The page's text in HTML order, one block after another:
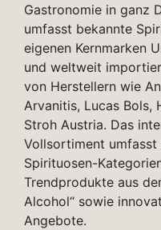
Gastronomie in ganz
umfasst bekannte
eigenen Kernmarken
und weltweit
von Herstellern wie
Arvanitis, Lucas Bols,
Stroh Austria. Das
Vollsortiment
Spirituosen-
Trendprodukte aus
Alcohol“ sowie
Angebote.